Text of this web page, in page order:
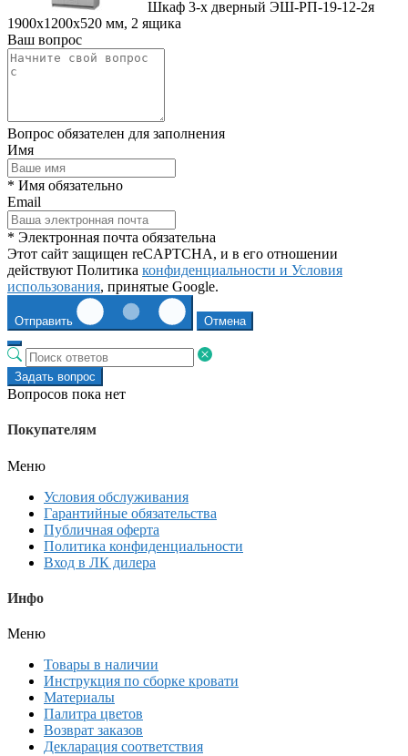
Шкаф 3-х дверный ЭШ-РП-19-12-2я
1900x1200x520 мм, 2 ящика
Ваш вопрос
Вопрос обязателен для заполнения
Имя
* Имя обязательно
Email
* Электронная почта обязательна
Этот сайт защищен reCAPTCHA, и в его отношении
действуют Политика конфиденциальности и Условия
использования, принятые Google.
Отправить Отмена
Задать вопрос
Вопросов пока нет
Покупателям
Меню
Условия обслуживания
Гарантийные обязательства
Публичная оферта
Политика конфиденциальности
Вход в ЛК дилера
Инфо
Меню
Товары в наличии
Инструкция по сборке кровати
Материалы
Палитра цветов
Возврат заказов
Декларация соответствия